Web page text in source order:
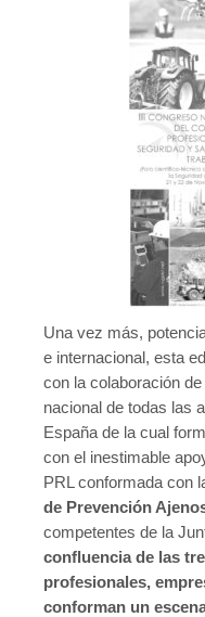
Una vez más,
e internacional, esta
con la colaboración
nacional de todas las
España de la cual
con el inestimable
PRL conformada con
de Prevención
competentes de la
confluencia de las
profesionales,
conforman un